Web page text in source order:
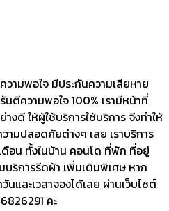
วามพอใจ มีประกันความเสียหาย
ตีความพอใจ 100% เรามีหน้าที่
งดี ให้ผู้ใช้บริการใช้บริการ จีงทำให้
ามปลอดภัยต่างๆ เลย เราบริการ
ดือน ทั้งในบ้าน คอนโด ที่พัก ที่อยู่
ริการรีดผ้า เพิ่มเติมพิเศษ หาก
นและเวลาจองได้เลย ผ่านเว็บไซต์
คะ